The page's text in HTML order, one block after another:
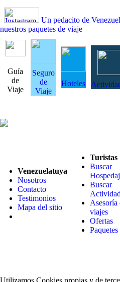
Un pedacito de
nuestros paquetes de viaje
Guía
de
Viaje
Seguro
de
Viaje
Hoteles
Venezuelatuya
Nosotros
Contacto
Testimonios
Mapa del sitio
Turistas
Buscar
Buscar
Asesoría
viajes
Ofertas
Paquetes
Utilizamos Cookies propias y de